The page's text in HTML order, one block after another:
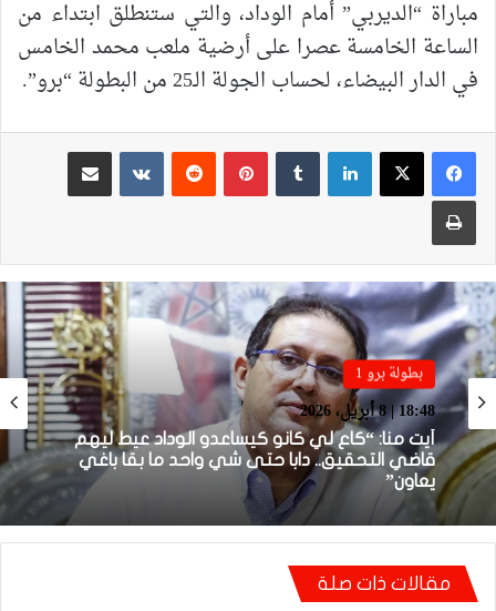
مباراة “الديربي” أمام الوداد، والتي ستنطلق ابتداء من
الساعة الخامسة عصرا على أرضية ملعب محمد الخامس
في الدار البيضاء، لحساب الجولة الـ25 من البطولة “برو”.
لينكدإن بينتيريست
مشاركة عبر البريد
طباعة
بطولة برو 1
18:48 | 8 أبريل، 2026
أيت منا: “كاع لي كانو كيساعدو الوداد عيط ليهم
بطولة برو 1
22:23 | 6 أبريل، 2026
توالي النتائج السلبية يلاحق الوداد الرياضي بعد
تعادل جديد أمام الدفاع الحسني الجديدي
مقالات ذات صلة